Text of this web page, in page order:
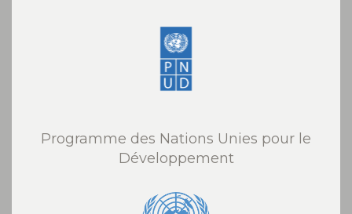
Programme des Nations Unies pour le
Développement